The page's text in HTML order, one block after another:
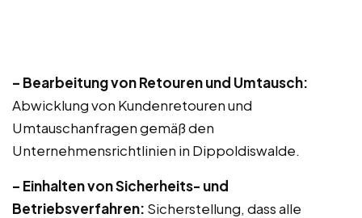
– Bearbeitung von Retouren und Umtausch:
Abwicklung von Kundenretouren und
Umtauschanfragen gemäß den
Unternehmensrichtlinien in Dippoldiswalde.
– Einhalten von Sicherheits- und
Betriebsverfahren: Sicherstellung, dass alle